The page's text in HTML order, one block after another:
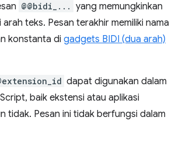
@@bidi_... yang memungkinkan
teks. Pesan terakhir memiliki nama
konstanta di gadgets BIDI (dua arah)
dapat digunakan dalam
baik ekstensi atau aplikasi
tidak. Pesan ini tidak berfungsi dalam